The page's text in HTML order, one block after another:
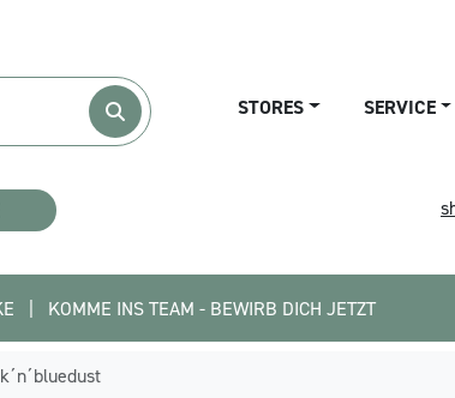
STORES SERVICE
TEAM - BEWIRB DICH JETZT •